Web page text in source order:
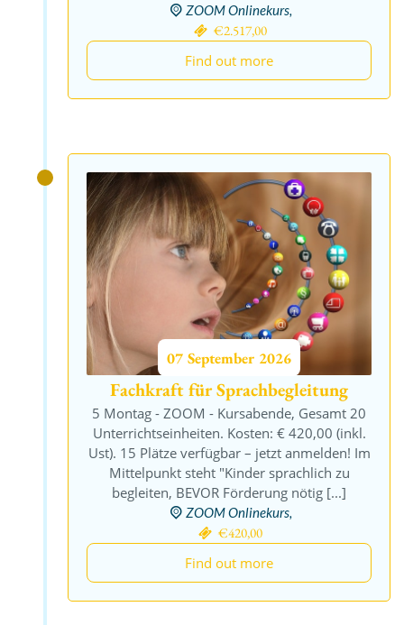
ZOOM Onlinekurs,
€2.517,00
Find out more
07 September 2026
Fachkraft für Sprachbegleitung
5 Montag - ZOOM - Kursabende, Gesamt 20
Unterrichtseinheiten. Kosten: € 420,00 (inkl.
Ust). 15 Plätze verfügbar – jetzt anmelden! Im
Mittelpunkt steht "Kinder sprachlich zu
begleiten, BEVOR Förderung nötig [...]
ZOOM Onlinekurs,
€420,00
Find out more